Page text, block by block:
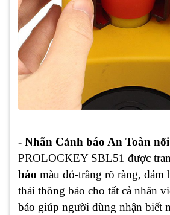
- Nhãn Cảnh báo An Toàn
PROLOCKEY SBL51 được
báo màu đỏ-trắng rõ ràng, đảm
thái thông báo cho tất cả nhân
báo giúp người dùng nhận biết